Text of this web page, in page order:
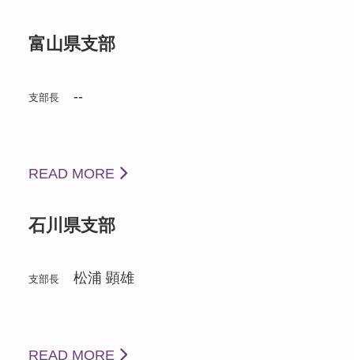
富山県支部
支部長--
READ MORE
石川県支部
支部長松浦 顕雄
READ MORE